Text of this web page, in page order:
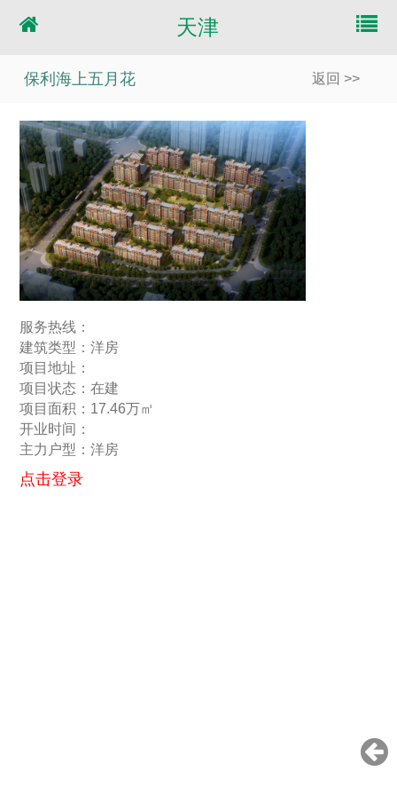
天津
保利海上五月花 返回 >>
服务热线：
建筑类型：洋房
项目地址：
项目状态：在建
项目面积：17.46万㎡
开业时间：
主力户型：洋房
点击登录